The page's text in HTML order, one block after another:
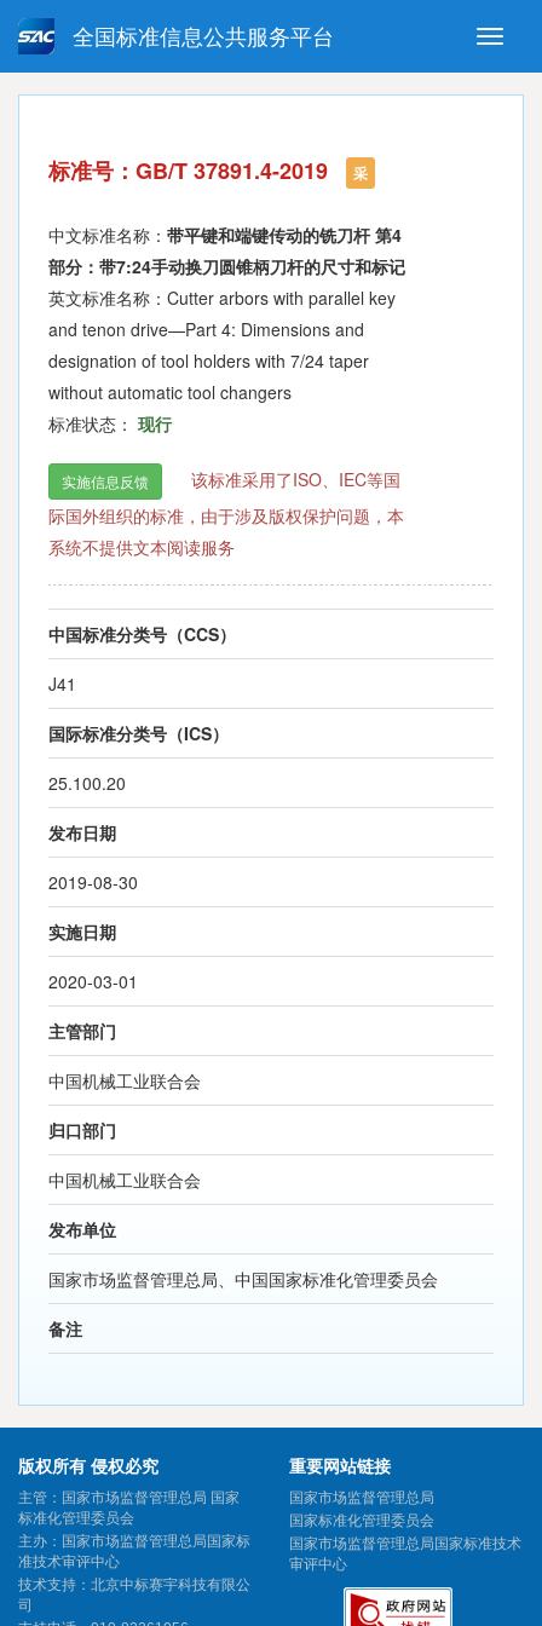
Toggle
全国标准信息公共服务平台
强制性国家标准 推荐性国家标准
指导性技术文件 (National standards in foreign
language version)
标准号：GB/T 37891.4-2019 采
中文标准名称： 带平键和端键传动的铣刀杆 第4
部分：带7:24手动换刀圆锥柄刀杆的尺寸和标记
英文标准名称：Cutter arbors with parallel key
and tenon drive—Part 4: Dimensions and
designation of tool holders with 7/24 taper
without automatic tool changers
标准状态： 现行
实施信息反馈
该标准采用了ISO、IEC等国
际国外组织的标准，由于涉及版权保护问题，本
系统不提供文本阅读服务
中国标准分类号（CCS）
J41
国际标准分类号（ICS）
25.100.20
发布日期
2019-08-30
实施日期
2020-03-01
主管部门
中国机械工业联合会
归口部门
中国机械工业联合会
发布单位
国家市场监督管理总局、中国国家标准化管理委员会
备注
版权所有 侵权必究
主管：国家市场监督管理总局 国家
标准化管理委员会
主办：国家市场监督管理总局国家标
准技术审评中心
技术支持：北京中标赛宇科技有限公
司
重要网站链接
国家市场监督管理总局
国家标准化管理委员会
国家市场监督管理总局国家标准技术
审评中心